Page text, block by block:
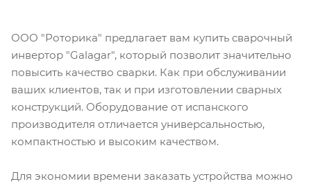
ООО "Роторика" предлагает вам купить сварочный
инвертор "Galagar", который позволит значительно
повысить качество сварки. Как при обслуживании
ваших клиентов, так и при изготовлении сварных
конструкций. Оборудование от испанского
производителя отличается универсальностью,
компактностью и высоким качеством.
Для экономии времени заказать устройства можно